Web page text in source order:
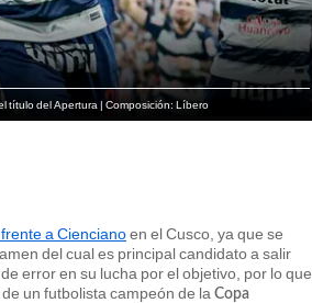
título del Apertura | Composición: Líbero
a Ciencianoen el Cusco, ya que se
del cual es principal candidato a salir
error en su lucha por el objetivo, por lo que
un futbolista campeón de la Copa